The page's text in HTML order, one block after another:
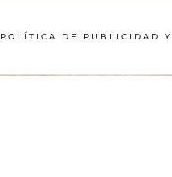
POLÍTICA DE PUBLICIDAD Y